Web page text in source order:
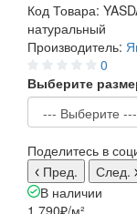
Код Товара:
натуральный
Производитель:
0
Выберите
Поделитесь в
Пред.
След.
В наличии
1 790₽/м²